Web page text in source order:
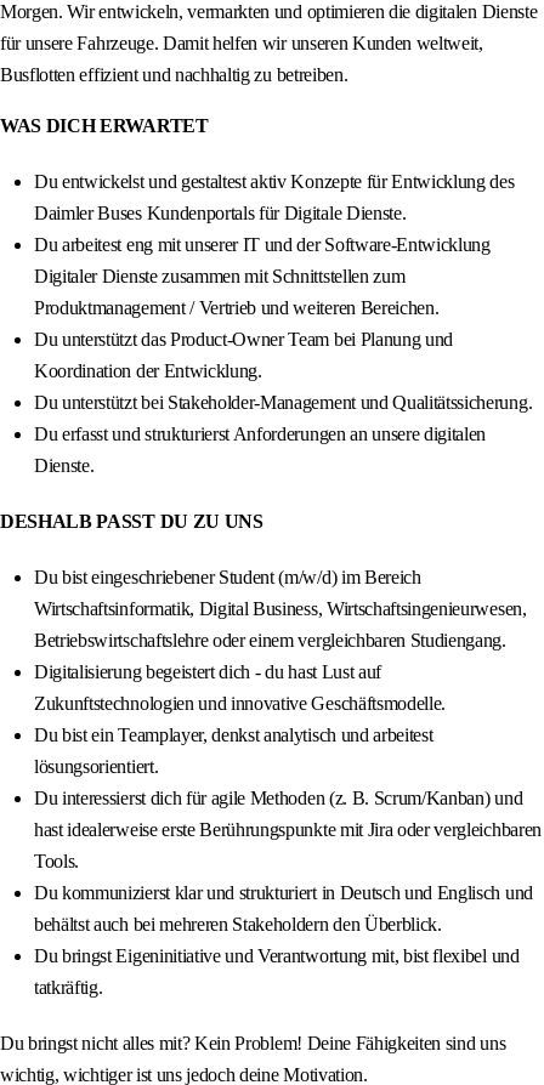
Morgen. Wir entwickeln, vermarkten und optimieren die digitalen Dienste
für unsere Fahrzeuge. Damit helfen wir unseren Kunden weltweit,
Busflotten effizient und nachhaltig zu betreiben.
WAS DICH ERWARTET
Du entwickelst und gestaltest aktiv Konzepte für Entwicklung des
Daimler Buses Kundenportals für Digitale Dienste.
Du arbeitest eng mit unserer IT und der Software-Entwicklung
Digitaler Dienste zusammen mit Schnittstellen zum
Produktmanagement / Vertrieb und weiteren Bereichen.
Du unterstützt das Product-Owner Team bei Planung und
Koordination der Entwicklung.
Du unterstützt bei Stakeholder-Management und Qualitätssicherung.
Du erfasst und strukturierst Anforderungen an unsere digitalen
Dienste.
DESHALB PASST DU ZU UNS
Du bist eingeschriebener Student (m/w/d) im Bereich
Wirtschaftsinformatik, Digital Business, Wirtschaftsingenieurwesen,
Betriebswirtschaftslehre oder einem vergleichbaren Studiengang.
Digitalisierung begeistert dich - du hast Lust auf
Zukunftstechnologien und innovative Geschäftsmodelle.
Du bist ein Teamplayer, denkst analytisch und arbeitest
lösungsorientiert.
Du interessierst dich für agile Methoden (z. B. Scrum/Kanban) und
hast idealerweise erste Berührungspunkte mit Jira oder vergleichbaren
Tools.
Du kommunizierst klar und strukturiert in Deutsch und Englisch und
behältst auch bei mehreren Stakeholdern den Überblick.
Du bringst Eigeninitiative und Verantwortung mit, bist flexibel und
tatkräftig.
Du bringst nicht alles mit? Kein Problem! Deine Fähigkeiten sind uns
wichtig, wichtiger ist uns jedoch deine Motivation.